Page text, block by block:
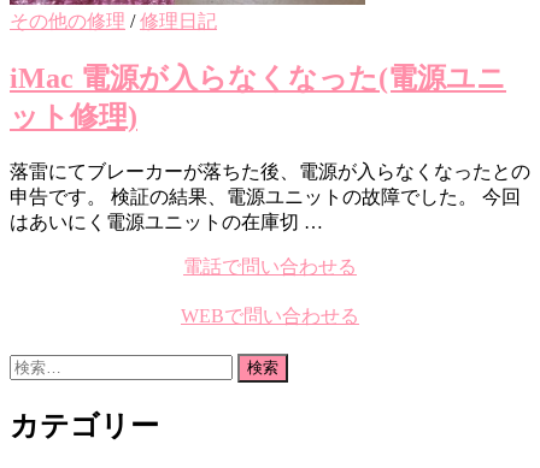
その他の修理 /修理日記
iMac 電源が入らなくなった(電源ユニ
ット修理)
落雷にてブレーカーが落ちた後、電源が入らなくなったとの
申告です。 検証の結果、電源ユニットの故障でした。 今回
はあいにく電源ユニットの在庫切 …
電話で問い合わせる
WEBで問い合わせる
検
カテゴリー